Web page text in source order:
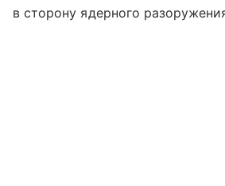
в сторону ядерного